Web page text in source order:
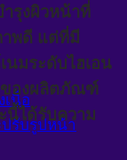
เนื้อ
ปรับรูปหน้า
รุงผิวหน้าที่
าพดี แต่ที่มี
นมระดับไฮเอน
ของผลิตภัณฑ์
ได้รับความ